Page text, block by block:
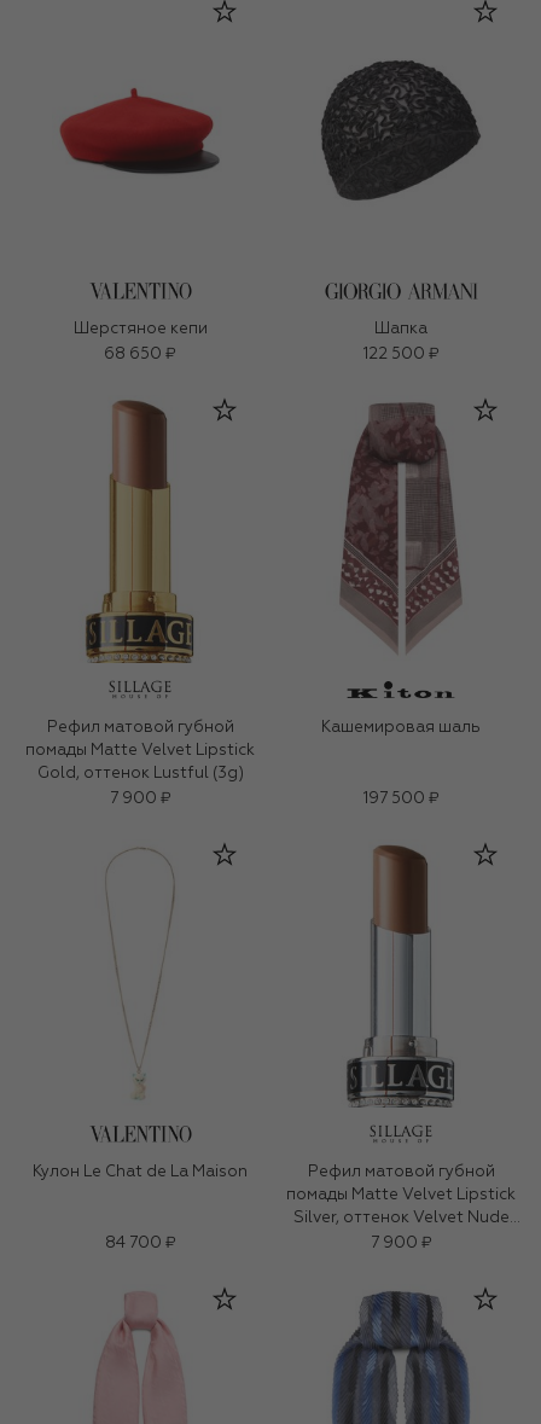
Шерстяное кепи
68 650 ₽
Шапка
122 500 ₽
Рефил матовой губной
помады Matte Velvet Lipstick
Gold, оттенок Lustful (3g)
7 900 ₽
Кашемировая шаль
197 500 ₽
Кулон Le Chat de La Maison
84 700 ₽
Рефил матовой губной
помады Matte Velvet Lipstick
Silver, оттенок Velvet Nude
(3g)
7 900 ₽